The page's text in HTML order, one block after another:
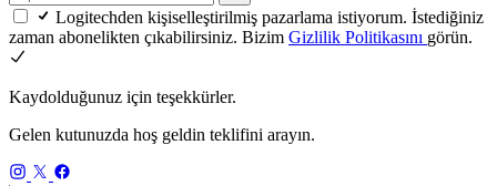
Logitechden kişiselleştirilmiş pazarlama istiyorum. İstediğiniz
zaman abonelikten çıkabilirsiniz. Bizim Gizlilik Politikasını görün.
Kaydolduğunuz için teşekkürler.
Gelen kutunuzda hoş geldin teklifini arayın.